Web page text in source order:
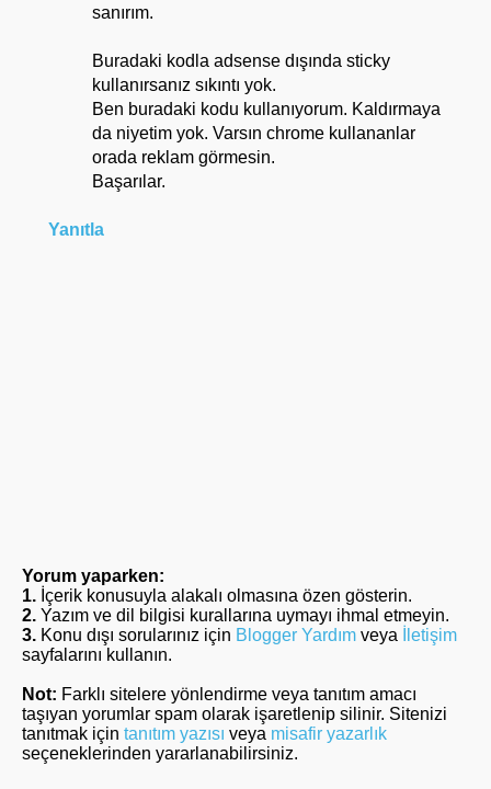
sanırım.
Buradaki kodla adsense dışında sticky
kullanırsanız sıkıntı yok.
Ben buradaki kodu kullanıyorum. Kaldırmaya
da niyetim yok. Varsın chrome kullananlar
orada reklam görmesin.
Başarılar.
Yanıtla
Yorum yaparken:
1. İçerik konusuyla alakalı olmasına özen gösterin.
2. Yazım ve dil bilgisi kurallarına uymayı ihmal etmeyin.
3. Konu dışı sorularınız için Blogger Yardım veya
İletişim
sayfalarını kullanın.
Not: Farklı sitelere yönlendirme veya tanıtım amacı
taşıyan yorumlar spam olarak işaretlenip silinir. Sitenizi
tanıtmak için tanıtım yazısı veya misafir yazarlık
seçeneklerinden yararlanabilirsiniz.